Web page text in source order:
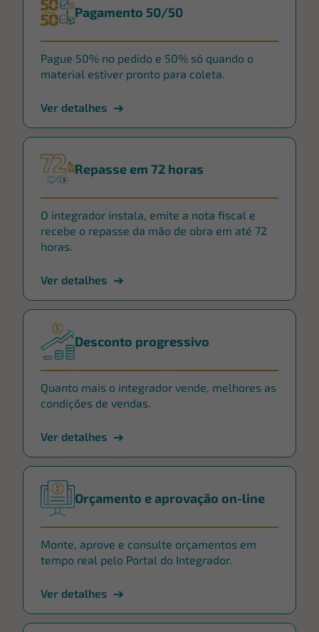
Pagamento 50/50
Pague 50% no pedido e 50% só quando o
material estiver pronto para coleta.
Ver detalhes
Repasse em 72 horas
O integrador instala, emite a nota fiscal e
recebe o repasse da mão de obra em até 72
horas.
Ver detalhes
Desconto progressivo
Quanto mais o integrador vende, melhores as
condições de vendas.
Ver detalhes
Orçamento e aprovação on-line
Monte, aprove e consulte orçamentos em
tempo real pelo Portal do Integrador.
Ver detalhes